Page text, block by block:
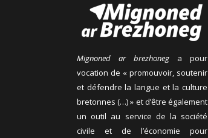
Mignoned ar brezhoneg a pour
vocation de « promouvoir, soutenir
et défendre la langue et la culture
bretonnes (…) » et d’être également
un outil au service de la société
civile et de l’économie pour